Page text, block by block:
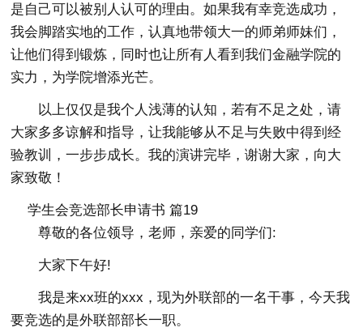
是自己可以被别人认可的理由。如果我有幸竞选成功，
我会脚踏实地的工作，认真地带领大一的师弟师妹们，
让他们得到锻炼，同时也让所有人看到我们金融学院的
实力，为学院增添光芒。
以上仅仅是我个人浅薄的认知，若有不足之处，请
大家多多谅解和指导，让我能够从不足与失败中得到经
验教训，一步步成长。我的演讲完毕，谢谢大家，向大
家致敬！
学生会竞选部长申请书 篇19
尊敬的各位领导，老师，亲爱的同学们:
大家下午好!
我是来xx班的xxx，现为外联部的一名干事，今天我
要竞选的是外联部部长一职。